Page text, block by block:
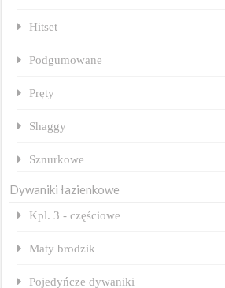
Hitset
Podgumowane
Pręty
Shaggy
Sznurkowe
Dywaniki łazienkowe
Kpl. 3 - częściowe
Maty brodzik
Pojedyńcze dywaniki